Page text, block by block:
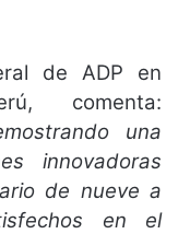
de ADP en
comenta:
una
innovadoras
de nueve a
en el